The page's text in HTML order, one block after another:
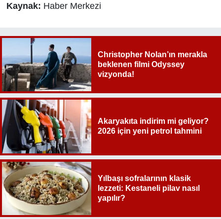
Kaynak: Haber Merkezi
Christopher Nolan’ın merakla
beklenen filmi Odyssey
vizyonda!
Akaryakıta indirim mi geliyor?
2026 için yeni petrol tahmini
Yılbaşı sofralarının klasik
lezzeti: Kestaneli pilav nasıl
yapılır?